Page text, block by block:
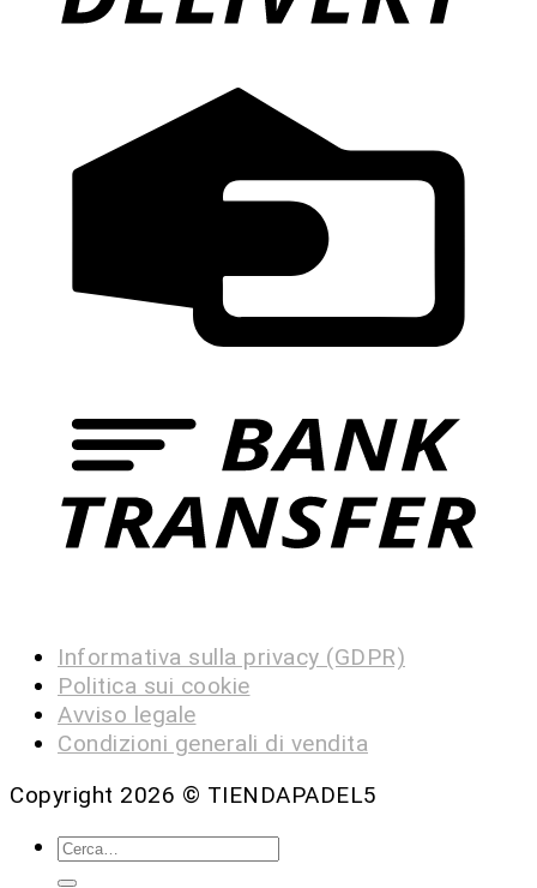
Informativa sulla privacy (GDPR)
Politica sui cookie
Avviso legale
Condizioni generali di vendita
Copyright 2026 © TIENDAPADEL5